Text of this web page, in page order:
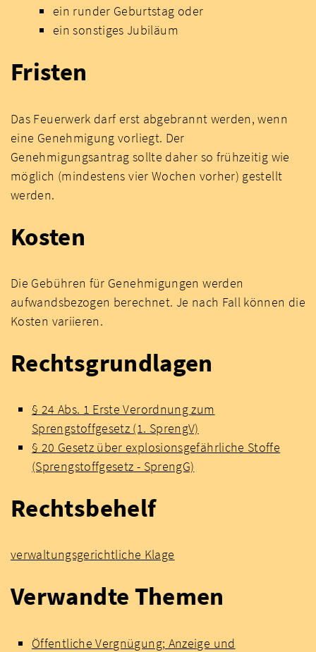
ein runder Geburtstag oder
ein sonstiges Jubiläum
Fristen
Das Feuerwerk darf erst abgebrannt werden, wenn
eine Genehmigung vorliegt. Der
Genehmigungsantrag sollte daher so frühzeitig wie
möglich (mindestens vier Wochen vorher) gestellt
werden.
Kosten
Die Gebühren für Genehmigungen werden
aufwandsbezogen berechnet. Je nach Fall können die
Kosten variieren.
Rechtsgrundlagen
§ 24 Abs. 1 Erste Verordnung zum
Sprengstoffgesetz (1. SprengV)
§ 20 Gesetz über explosionsgefährliche Stoffe
(Sprengstoffgesetz - SprengG)
Rechtsbehelf
verwaltungsgerichtliche Klage
Verwandte Themen
Öffentliche Vergnügung; Anzeige und